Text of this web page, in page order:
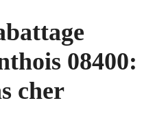
08400:
cher